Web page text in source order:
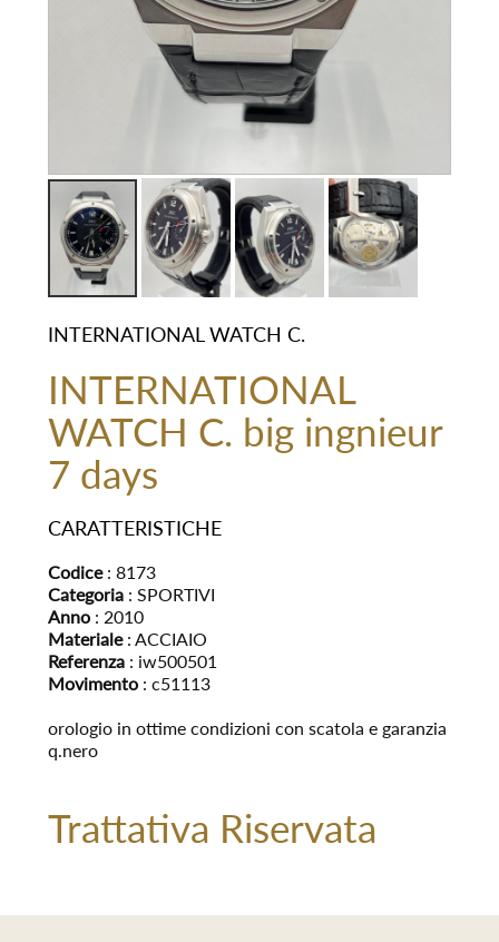
INTERNATIONAL WATCH C.
INTERNATIONAL
WATCH C. big ingnieur
7 days
CARATTERISTICHE
Codice: 8173
Categoria: SPORTIVI
Anno: 2010
Materiale: ACCIAIO
Referenza: iw500501
Movimento: c51113
orologio in ottime condizioni con scatola e garanzia
q.nero
Trattativa Riservata